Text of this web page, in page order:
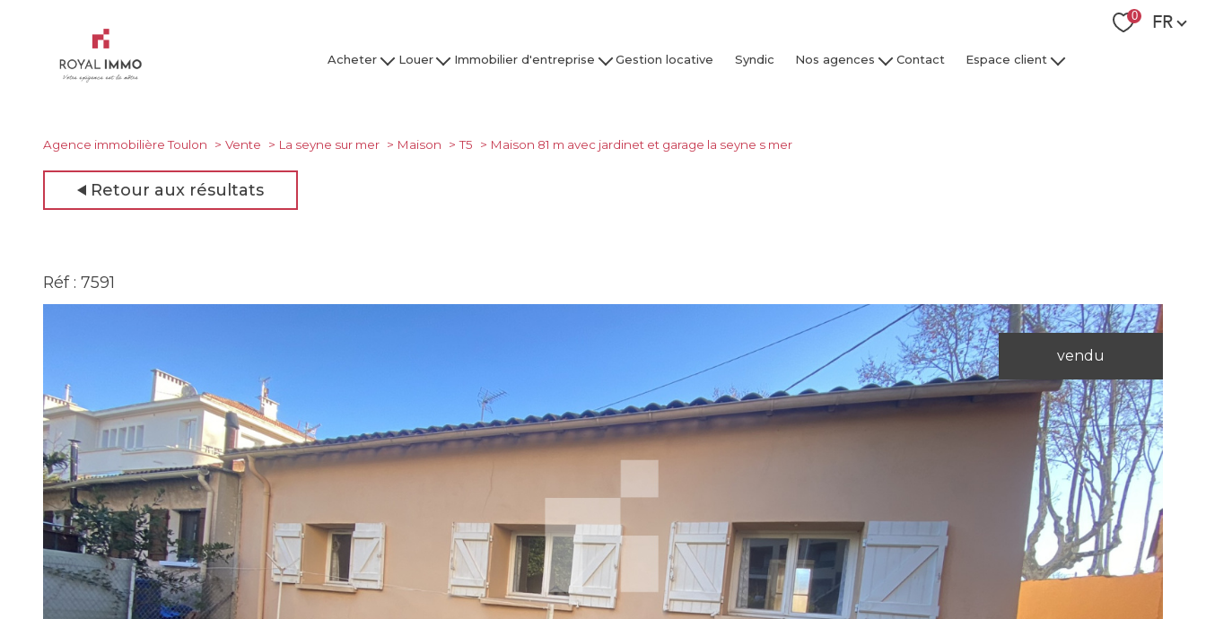
0 FR
Acheter
Studio
Louer
Studio
Immobilier d'entreprise
Vendre / Faire Gérer
Gestion locative Syndic Nos agences Contact Espace client
Agence immobilière Toulon
Vente La seyne sur mer Maison T5 Maison 81 m avec jardinet et garage la seyne s mer
Retour aux résultats
Réf : 7591
vendu